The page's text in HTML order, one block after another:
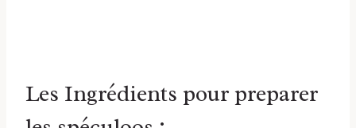
Les Ingrédients pour preparer